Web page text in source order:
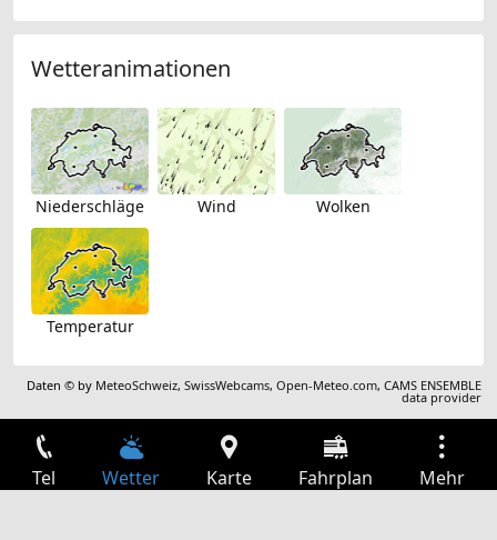
Wetteranimationen
Niederschläge Wind Wolken
Temperatur
Daten © by MeteoSchweiz,SwissWebcams,Open-Meteo.com,CAMS ENSEMBLE
data provider
Tel Wetter Karte Fahrplan Mehr